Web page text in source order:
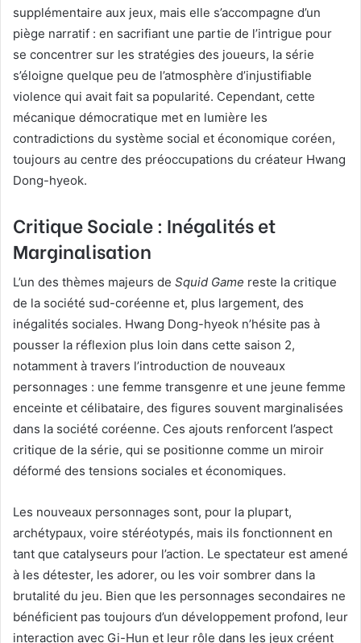
supplémentaire aux jeux, mais elle s’accompagne d’un
piège narratif : en sacrifiant une partie de l’intrigue pour
se concentrer sur les stratégies des joueurs, la série
s’éloigne quelque peu de l’atmosphère d’injustifiable
violence qui avait fait sa popularité. Cependant, cette
mécanique démocratique met en lumière les
contradictions du système social et économique coréen,
toujours au centre des préoccupations du créateur Hwang
Dong-hyeok.
Critique Sociale : Inégalités et
Marginalisation
L’un des thèmes majeurs de Squid Game reste la critique
de la société sud-coréenne et, plus largement, des
inégalités sociales. Hwang Dong-hyeok n’hésite pas à
pousser la réflexion plus loin dans cette saison 2,
notamment à travers l’introduction de nouveaux
personnages : une femme transgenre et une jeune femme
enceinte et célibataire, des figures souvent marginalisées
dans la société coréenne. Ces ajouts renforcent l’aspect
critique de la série, qui se positionne comme un miroir
déformé des tensions sociales et économiques.
Les nouveaux personnages sont, pour la plupart,
archétypaux, voire stéréotypés, mais ils fonctionnent en
tant que catalyseurs pour l’action. Le spectateur est amené
à les détester, les adorer, ou les voir sombrer dans la
brutalité du jeu. Bien que les personnages secondaires ne
bénéficient pas toujours d’un développement profond, leur
interaction avec Gi-Hun et leur rôle dans les jeux créent